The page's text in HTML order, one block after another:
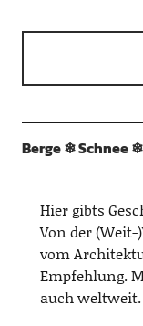
Berge ❄︎ Schnee
Hier gibts
Von der
vom
Empfehlung.
auch weltweit.